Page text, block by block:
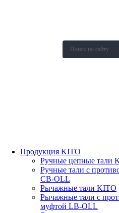
Продукция KITO
Ручные цепные тали
Ручные тали с
СВ-OLL
Рычажные тали KITO
Рычажные тали с
муфтой LB-OLL